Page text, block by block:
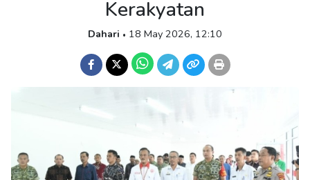
Kerakyatan
Dahari • 18 May 2026, 12:10